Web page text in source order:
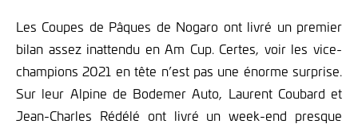
Les Coupes de Pâques de Nogaro ont livré un premier
bilan assez inattendu en Am Cup. Certes, voir les vice-
champions 2021 en tête n’est pas une énorme surprise.
Sur leur Alpine de Bodemer Auto, Laurent Coubard et
Jean-Charles Rédélé ont livré un week-end presque